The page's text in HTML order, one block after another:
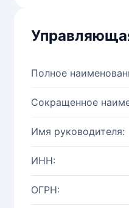
Полное
Сокращенное
Имя руководителя:
ИНН:
ОГРН: